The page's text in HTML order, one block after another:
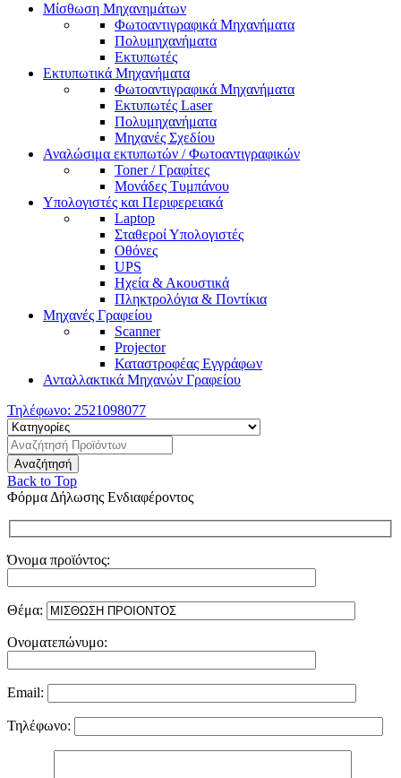
Μίσθωση Μηχανημάτων
Φωτοαντιγραφικά Μηχανήματα
Πολυμηχανήματα
Εκτυπωτές
Εκτυπωτικά Μηχανήματα
Φωτοαντιγραφικά Μηχανήματα
Εκτυπωτές Laser
Πολυμηχανήματα
Μηχανές Σχεδίου
Αναλώσιμα εκτυπωτών / Φωτοαντιγραφικών
Toner / Γραφίτες
Μονάδες Τυμπάνου
Υπολογιστές και Περιφερειακά
Laptop
Σταθεροί Υπολογιστές
Οθόνες
UPS
Ηχεία & Ακουστικά
Πληκτρολόγια & Ποντίκια
Μηχανές Γραφείου
Scanner
Projector
Καταστροφέας Εγγράφων
Ανταλλακτικά Μηχανών Γραφείου
Τηλέφωνο: 2521098077
Back to Top
Φόρμα Δήλωσης Ενδιαφέροντος
Όνομα προϊόντος:
Θέμα:
Ονοματεπώνυμο:
Email:
Τηλέφωνο: